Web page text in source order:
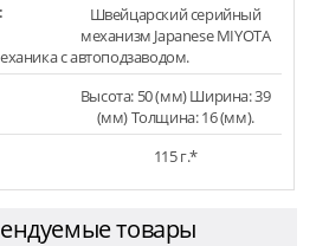
Швейцарский серийный
механизм Japanese MIYOTA
с автоподзаводом.
Высота: 50 (мм) Ширина: 39
(мм) Толщина: 16 (мм).
115 г.*
товары